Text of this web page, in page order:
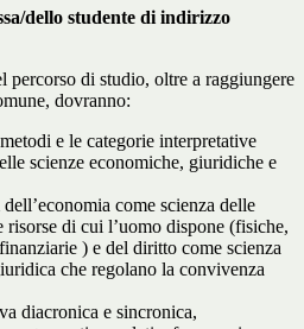
dello studente di indirizzo
percorso di studio, oltre a raggiungere
dovranno:
e le categorie interpretative
scienze economiche, giuridiche e
come scienza delle
risorse di cui l’uomo dispone (fisiche,
) e del diritto come scienza
che regolano la convivenza
diacronica e sincronica,